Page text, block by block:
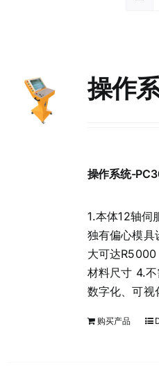
English 操作
操作系统-
1.本体12轴伺
独有偏心模具
大可达
材料尺寸 4.
数字化、可视
购买产品